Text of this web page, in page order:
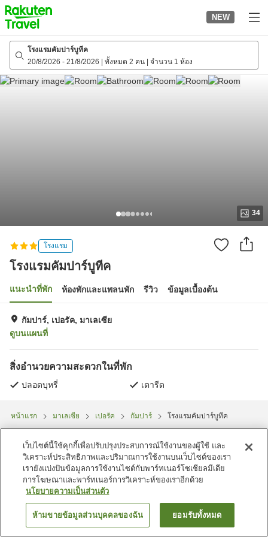
to
top
page
NEW
โรงแรมคัมปาร์บูทีค
20/8/2026 - 21/8/2026 ทั้งหมด 2 คน จำนวน 1 ห้อง
34
โรงแรม
โรงแรมคัมปาร์บูทีค
แนะนำที่พัก ห้องพักและแพลนพัก รีวิว ข้อมูลเบื้องต้น
กัมปาร์, เปอรัค, มาเลเซีย
ดูบนแผนที่
สิ่งอำนวยความสะดวกในที่พัก
ปลอดบุหรี่ เตารีด
หน้าแรก มาเลเซีย เปอรัค กัมปาร์ โรงแรมคัมปาร์บูทีค
ค้นหาห้องพัก
เว็บไซต์นี้ใช้คุกกี้เพื่อปรับปรุงประสบการณ์ใช้งานของผู้ใช้ และ
วิเคราะห์ประสิทธิภาพและปริมาณการใช้งานบนเว็บไซต์ของเรา
เรายังแบ่งปันข้อมูลการใช้งานไซต์กับพาร์ทเนอร์โซเชียลมีเดีย
การโฆษณาและพาร์ทเนอร์การวิเคราะห์ของเราอีกด้วย
นโยบายความเป็นส่วนตัว
ห้ามขายข้อมูลส่วนบุคคลของฉัน ยอมรับทั้งหมด